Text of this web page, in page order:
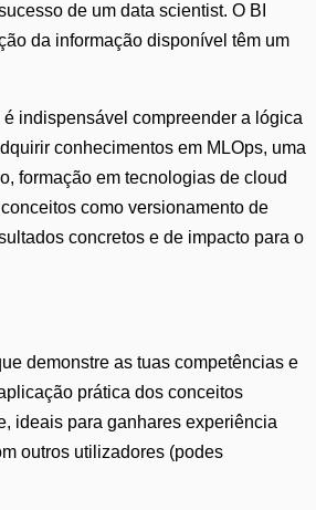
de um data scientist. O BI
da informação disponível têm um
indispensável compreender a lógica
conhecimentos em MLOps, uma
formação em tecnologias de cloud
como versionamento de
concretos e de impacto para o
demonstre as tuas competências e
prática dos conceitos
ideais para ganhares experiência
outros utilizadores (podes